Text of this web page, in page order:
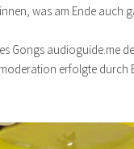
was am Ende auch
Gongs audioguide.me
erfolgte durch